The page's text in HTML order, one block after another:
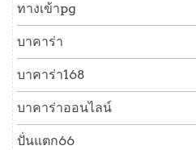
ทางเข้าpg
บาคาร่า
บาคาร่า168
บาคาร่าออนไลน์
ปั่นแตก66